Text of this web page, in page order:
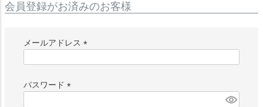
会員登録がお済みのお客様
メールアドレス
)
パスワード